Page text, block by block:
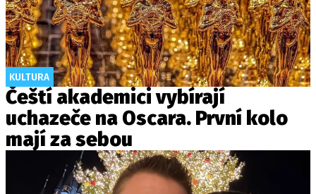
KULTURA
Čeští akademici vybírají
uchazeče na Oscara. První kolo
mají za sebou